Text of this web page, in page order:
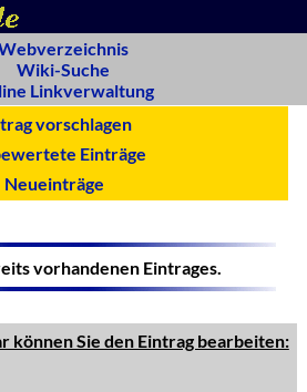
Wiki-Suche
Linkverwaltung
vorschlagen
Einträge
Neueinträge
vorhandenen Eintrages.
können Sie den Eintrag bearbeiten: